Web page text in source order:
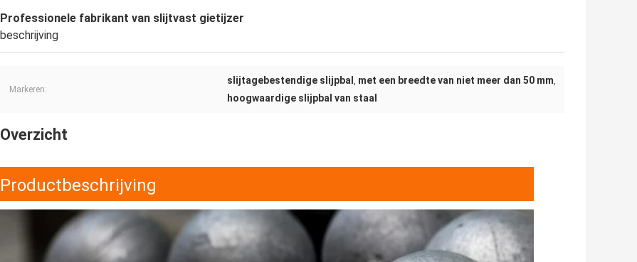
Professionele fabrikant van slijtvast gietijzer
beschrijving
Markeren:
slijtagebestendige slijpbal , met een breedte van niet meer dan 50 mm,
hoogwaardige slijpbal van staal
Overzicht
Productbeschrijving